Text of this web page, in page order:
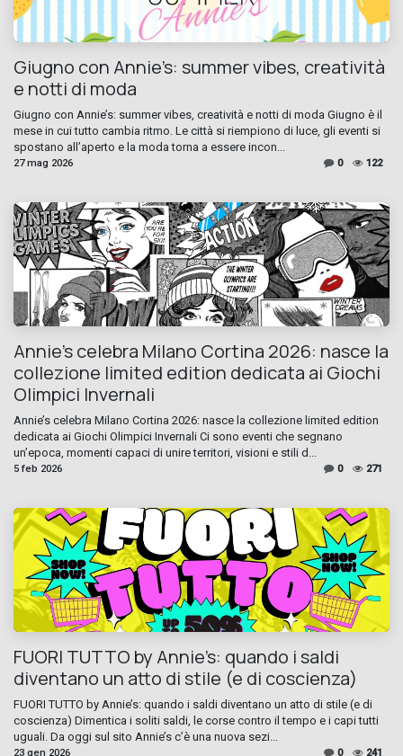
Giugno con Annie’s: summer vibes, creatività
e notti di moda
Giugno con Annie’s: summer vibes, creatività e notti di moda Giugno è il
mese in cui tutto cambia ritmo. Le città si riempiono di luce, gli eventi si
spostano all’aperto e la moda torna a essere incon...
27 mag 2026 0 122
Annie’s celebra Milano Cortina 2026: nasce la
collezione limited edition dedicata ai Giochi
Olimpici Invernali
Annie’s celebra Milano Cortina 2026: nasce la collezione limited edition
dedicata ai Giochi Olimpici Invernali Ci sono eventi che segnano
un’epoca, momenti capaci di unire territori, visioni e stili d...
5 feb 2026 0 271
FUORI TUTTO by Annie’s: quando i saldi
diventano un atto di stile (e di coscienza)
FUORI TUTTO by Annie’s: quando i saldi diventano un atto di stile (e di
coscienza) Dimentica i soliti saldi, le corse contro il tempo e i capi tutti
uguali. Da oggi sul sito Annie’s c’è una nuova sezi...
23 gen 2026 0 241